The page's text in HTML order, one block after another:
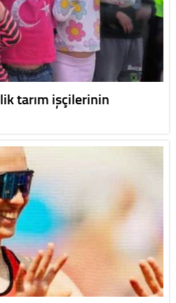
tarım işçilerinin